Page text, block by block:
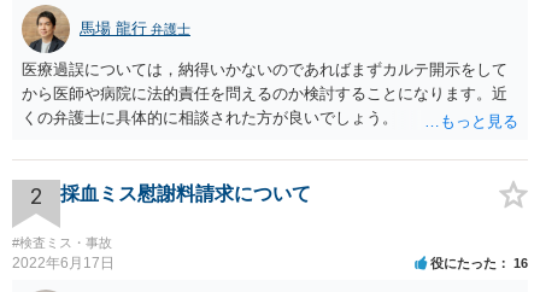
馬場 龍行 弁護士
医療過誤については，納得いかないのであればまずカルテ開示をして
から医師や病院に法的責任を問えるのか検討することになります。近
くの弁護士に具体的に相談された方が良いでしょう。
2 採血ミス慰謝料請求について
#検査ミス・事故
2022年6月17日 役にたった 16